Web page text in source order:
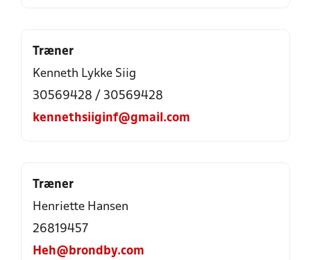
Træner
Kenneth Lykke Siig
30569428 / 30569428
kennethsiiginf@gmail.com
Træner
Henriette Hansen
26819457
Heh@brondby.com